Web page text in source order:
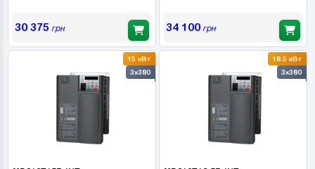
30 375 грн 34 100грн
15 кВт
3x380
18.5 кВт
3x380